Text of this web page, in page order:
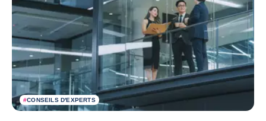
#CONSEILS D'EXPERTS